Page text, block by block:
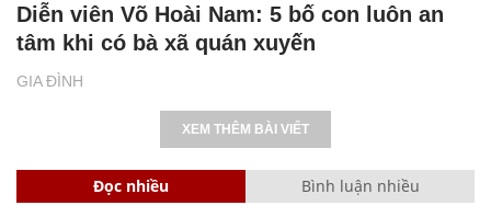
GIA ĐÌNH
Diễn viên Võ Hoài Nam: 5 bố con luôn an
tâm khi có bà xã quán xuyến
XEM THÊM BÀI VIẾT
Đọc nhiều Bình luận nhiều